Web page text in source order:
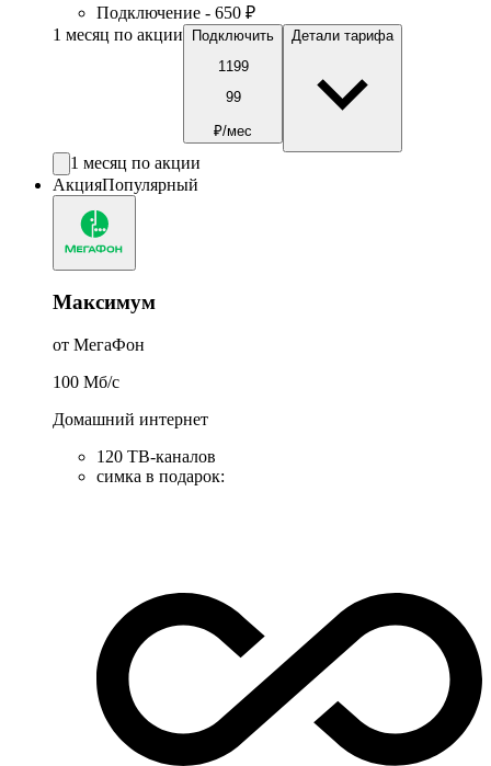
Подключение - 650 ₽
1 месяц по акции
Подключить
1199
99
₽/мес
Детали тарифа
1 месяц по акции
АкцияПопулярный
Максимум
от МегаФон
100 Мб/c
Домашний интернет
120 ТВ-каналов
симка в подарок: